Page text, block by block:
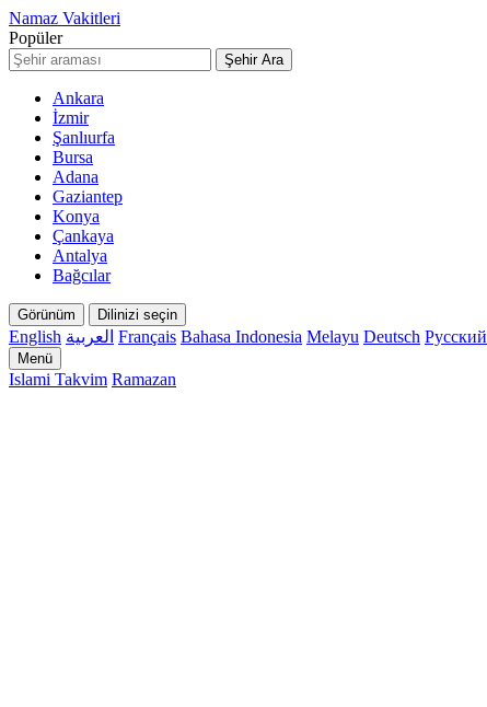
Namaz Vakitleri
Popüler
Şehir Ara
Ankara
İzmir
Şanlıurfa
Bursa
Adana
Gaziantep
Konya
Çankaya
Antalya
Bağcılar
Görünüm Dilinizi seçin
English العربية Français Bahasa Indonesia Melayu Deutsch Русский
Menü
Islami Takvim Ramazan